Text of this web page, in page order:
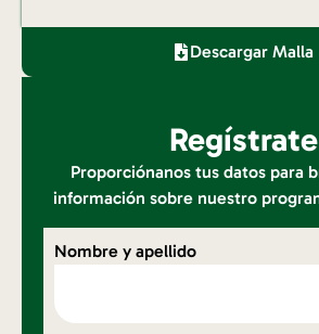
Descargar Malla
Regístrate
Proporciónanos tus datos para
información sobre nuestro
Nombre y apellido